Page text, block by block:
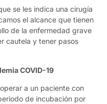
se les indica una cirugía
el alcance que tienen
de la enfermedad grave
cautela y tener pasos
COVID-19
a un paciente con
de incubación por